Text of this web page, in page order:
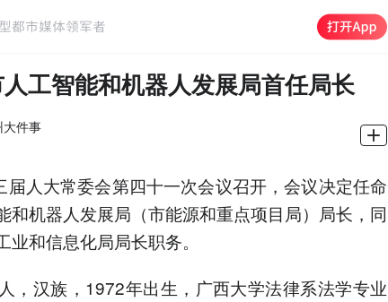
工智能和机器人发展局首任局长
大件事
人大常委会第四十一次会议召开，会议决定任命
和机器人发展局（市能源和重点项目局）局长，同
和信息化局局长职务。
，汉族，1972年出生，广西大学法律系法学专业